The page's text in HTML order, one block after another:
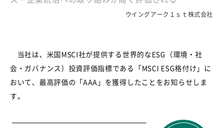
ウイングアーク１ｓｔ株式会社
当社は、米国MSCI社が提供する世界的なESG（環境・社
会・ガバナンス）投資評価指標である「MSCI ESG格付け」に
おいて、最高評価の「AAA」を獲得したことをお知らせしま
す。